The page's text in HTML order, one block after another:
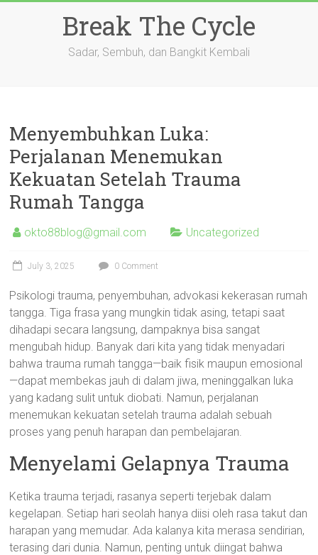
Break The Cycle
Sadar, Sembuh, dan Bangkit Kembali
Menyembuhkan Luka:
Perjalanan Menemukan
Kekuatan Setelah Trauma
Rumah Tangga
okto88blog@gmail.com Uncategorized
July 3, 2025 0 Comment
Psikologi trauma, penyembuhan, advokasi kekerasan rumah
tangga. Tiga frasa yang mungkin tidak asing, tetapi saat
dihadapi secara langsung, dampaknya bisa sangat
mengubah hidup. Banyak dari kita yang tidak menyadari
bahwa trauma rumah tangga—baik fisik maupun emosional
—dapat membekas jauh di dalam jiwa, meninggalkan luka
yang kadang sulit untuk diobati. Namun, perjalanan
menemukan kekuatan setelah trauma adalah sebuah
proses yang penuh harapan dan pembelajaran.
Menyelami Gelapnya Trauma
Ketika trauma terjadi, rasanya seperti terjebak dalam
kegelapan. Setiap hari seolah hanya diisi oleh rasa takut dan
harapan yang memudar. Ada kalanya kita merasa sendirian,
terasing dari dunia. Namun, penting untuk diingat bahwa